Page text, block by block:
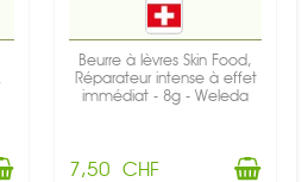
Beurre à lèvres Skin Food,
Réparateur intense à effet
immédiat - 8g - Weleda
7,50 CHF